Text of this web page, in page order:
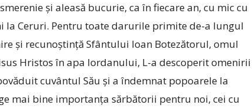
și aleasă bucurie, ca în fiecare an, cu mic cu
la Ceruri. Pentru toate darurile primite de-a lungul
și recunoștință Sfântului Ioan Botezătorul, omul
Hristos în apa Iordanului, L-a descoperit omenirii
cuvântul Său și a îndemnat popoarele la
mai bine importanța sărbătorii pentru noi, cei cu